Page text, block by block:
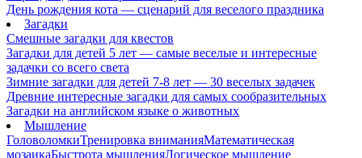
День рождения кота — сценарий для веселого праздника
Загадки
Смешные загадки для квестов
Загадки для детей 5 лет — самые веселые и интересные
задачки со всего света
Зимние загадки для детей 7-8 лет — 30 веселых задачек
Древние интересные загадки для самых сообразительных
Загадки на английском языке о животных
Мышление
ГоловоломкиТренировка вниманияМатематическая
мозаикаБыстрота мышленияЛогическое мышление